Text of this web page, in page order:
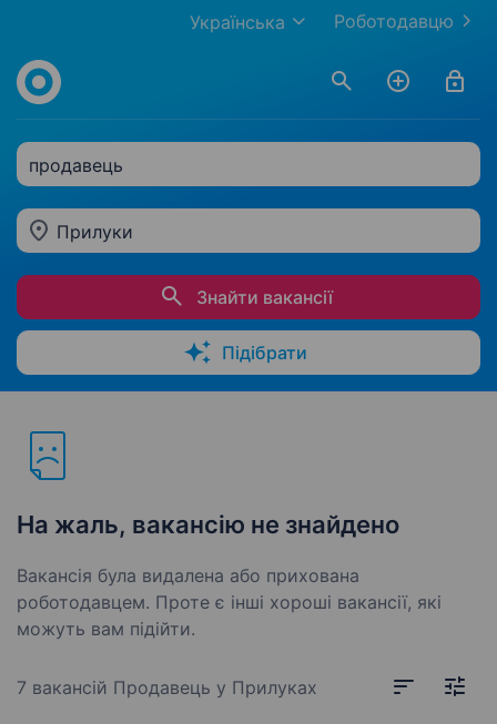
Роботодавцю
Українська
продавець
Прилуки
Знайти вакансії
Підібрати
На жаль, вакансію не знайдено
Вакансія була видалена або прихована
роботодавцем. Проте є інші хороші вакансії, які
можуть вам підійти.
7 вакансій Продавець у Прилуках